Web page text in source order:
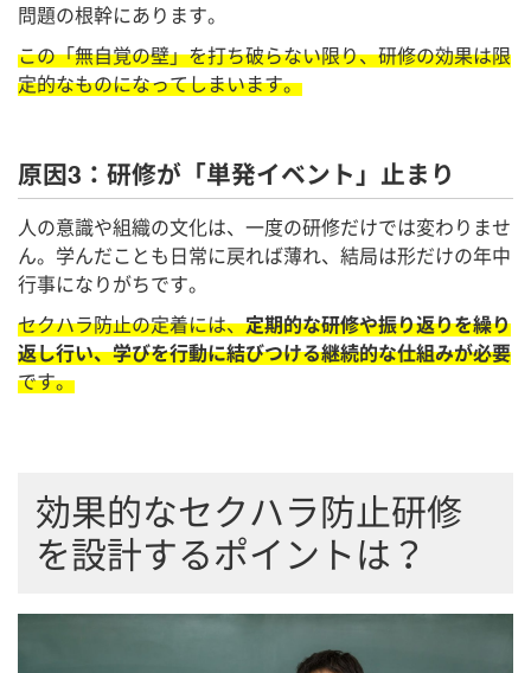
問題の根幹にあります。
この「無自覚の壁」を打ち破らない限り、研修の効果は限
定的なものになってしまいます。
原因3：研修が「単発イベント」止まり
人の意識や組織の文化は、一度の研修だけでは変わりませ
ん。学んだことも日常に戻れば薄れ、結局は形だけの年中
行事になりがちです。
セクハラ防止の定着には、定期的な研修や振り返りを繰り
返し行い、学びを行動に結びつける継続的な仕組みが必要
です。
効果的なセクハラ防止研修
を設計するポイントは？